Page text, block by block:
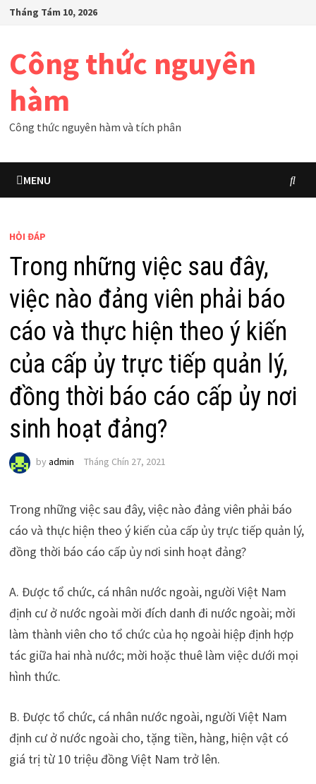
SkipTháng Tám 10, 2026
Công thức nguyên
hàm
Công thức nguyên hàm và tích phân
MENU
HỎI ĐÁP
Trong những việc sau đây,
việc nào đảng viên phải báo
cáo và thực hiện theo ý kiến
của cấp ủy trực tiếp quản lý,
đồng thời báo cáo cấp ủy nơi
sinh hoạt đảng?
by admin Tháng Chín 27, 2021
Trong những việc sau đây, việc nào đảng viên phải báo
cáo và thực hiện theo ý kiến của cấp ủy trực tiếp quản lý,
đồng thời báo cáo cấp ủy nơi sinh hoạt đảng?
A. Được tổ chức, cá nhân nước ngoài, người Việt Nam
định cư ở nước ngoài mời đích danh đi nước ngoài; mời
làm thành viên cho tổ chức của họ ngoài hiệp định hợp
tác giữa hai nhà nước; mời hoặc thuê làm việc dưới mọi
hình thức.
B. Được tổ chức, cá nhân nước ngoài, người Việt Nam
định cư ở nước ngoài cho, tặng tiền, hàng, hiện vật có
giá trị từ 10 triệu đồng Việt Nam trở lên.